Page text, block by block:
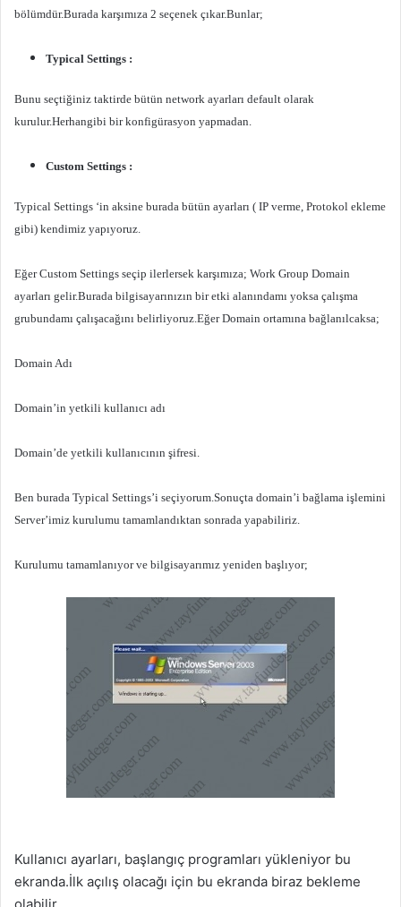
bölümdür.Burada karşımıza 2 seçenek çıkar.Bunlar;
Typical Settings :
Bunu seçtiğiniz taktirde bütün network ayarları default olarak
kurulur.Herhangibi bir konfigürasyon yapmadan.
Custom Settings :
Typical Settings ‘in aksine burada bütün ayarları ( IP verme, Protokol ekleme
gibi) kendimiz yapıyoruz.
Eğer Custom Settings seçip ilerlersek karşımıza; Work Group Domain
ayarları gelir.Burada bilgisayarınızın bir etki alanındamı yoksa çalışma
grubundamı çalışacağını belirliyoruz.Eğer Domain ortamına bağlanılcaksa;
Domain Adı
Domain’in yetkili kullanıcı adı
Domain’de yetkili kullanıcının şifresi.
Ben burada Typical Settings’i seçiyorum.Sonuçta domain’i bağlama işlemini
Server’imiz kurulumu tamamlandıktan sonrada yapabiliriz.
Kurulumu tamamlanıyor ve bilgisayarımız yeniden başlıyor;
Kullanıcı ayarları, başlangıç programları yükleniyor bu
ekranda.İlk açılış olacağı için bu ekranda biraz bekleme